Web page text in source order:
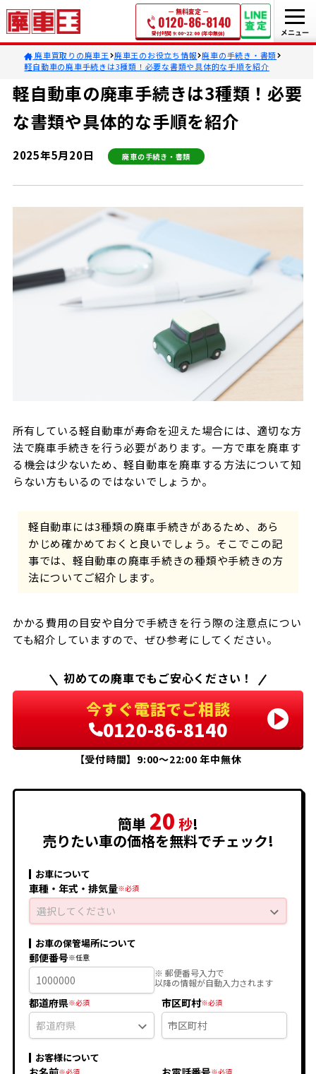
無料査定
0120-86-8140
受付時間 9:00~22:00 (年中無休)
廃車買取りの廃車王 廃車王のお役立ち情報 廃車の手続き・書類
軽自動車の廃車手続きは3種類！必要な書類や具体的な手順を紹介
軽自動車の廃車手続きは3種類！必要
な書類や具体的な手順を紹介
2025年5月20日 廃車の手続き・書類
所有している軽自動車が寿命を迎えた場合には、適切な方
法で廃車手続きを行う必要があります。一方で車を廃車す
る機会は少ないため、軽自動車を廃車する方法について知
らない方もいるのではないでしょうか。
軽自動車には3種類の廃車手続きがあるため、あら
かじめ確かめておくと良いでしょう。そこでこの記
事では、軽自動車の廃車手続きの種類や手続きの方
法についてご紹介します。
かかる費用の目安や自分で手続きを行う際の注意点につい
ても紹介していますので、ぜひ参考にしてください。
初めての廃車でもご安心ください！
今すぐ電話でご相談
0120-86-8140
【受付時間】9:00〜22:00 年中無休
簡単 20 秒!
売りたい車の価格を無料でチェック!
お車について
車種・年式・排気量
選択してください
お車の保管場所について
郵便番号
※ 郵便番号入力で
以降の情報が自動入力されます
都道府県 市区町村
お客様について